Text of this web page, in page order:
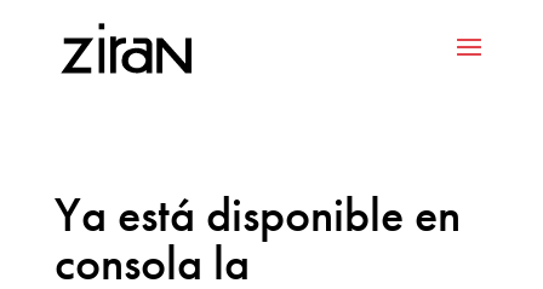
Ya está disponible en
consola la